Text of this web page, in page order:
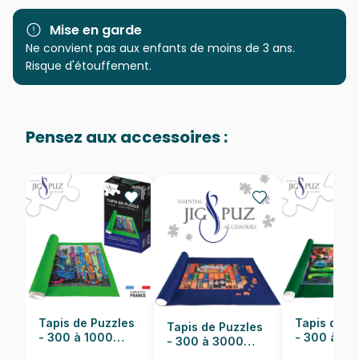
Marque
Castorland, les puzzles
Catégorie
48.000 pièces)
Provenance
EAN 5904438150670
Nombre de pièces 1500 pièces
Dimensions 68 x 47 cm
Mise en garde
Ne convient pas aux enfants de moins de 3 ans.
Risque d'étouffement.
Pensez aux accessoires :
Tapis de Puzzles
- 300 à 1000
Tapis de Puzzles
- 300 à 3000
Tapis de
- 300 à